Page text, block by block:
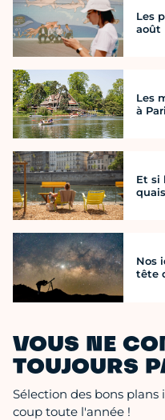
Les
août
Les
à
Et si
Nos
tête
VOUS NE
TOUJOURS
Sélection des bons
coup toute l'année !